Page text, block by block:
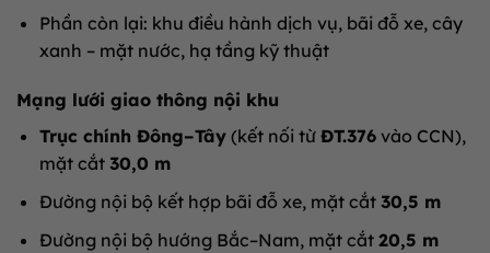
Phần còn lại: khu điều hành dịch vụ, bãi đỗ xe, cây
xanh – mặt nước, hạ tầng kỹ thuật
Mạng lưới giao thông nội khu
Trục chính Đông–Tây(kết nối từ ĐT.376vào CCN),
mặt cắt 30,0 m
Đường nội bộ kết hợp bãi đỗ xe, mặt cắt 30,5 m
Đường nội bộ hướng Bắc–Nam, mặt cắt 20,5 m